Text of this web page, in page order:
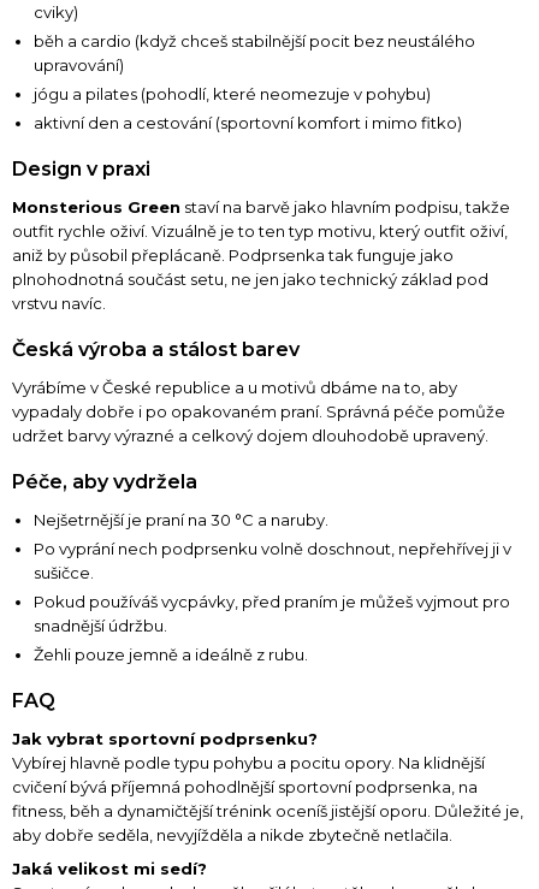
cviky)
běh a cardio (když chceš stabilnější pocit bez neustálého
upravování)
jógu a pilates (pohodlí, které neomezuje v pohybu)
aktivní den a cestování (sportovní komfort i mimo fitko)
Design v praxi
Monsterious Green staví na barvě jako hlavním podpisu, takže
outfit rychle oživí. Vizuálně je to ten typ motivu, který outfit oživí,
aniž by působil přeplácaně. Podprsenka tak funguje jako
plnohodnotná součást setu, ne jen jako technický základ pod
vrstvu navíc.
Česká výroba a stálost barev
Vyrábíme v České republice a u motivů dbáme na to, aby
vypadaly dobře i po opakovaném praní. Správná péče pomůže
udržet barvy výrazné a celkový dojem dlouhodobě upravený.
Péče, aby vydržela
Nejšetrnější je praní na 30 °C a naruby.
Po vyprání nech podprsenku volně doschnout, nepřehřívej ji v
sušičce.
Pokud používáš vycpávky, před praním je můžeš vyjmout pro
snadnější údržbu.
Žehli pouze jemně a ideálně z rubu.
FAQ
Jak vybrat sportovní podprsenku?
Vybírej hlavně podle typu pohybu a pocitu opory. Na klidnější
cvičení bývá příjemná pohodlnější sportovní podprsenka, na
fitness, běh a dynamičtější trénink oceníš jistější oporu. Důležité je,
aby dobře seděla, nevyjížděla a nikde zbytečně netlačila.
Jaká velikost mi sedí?